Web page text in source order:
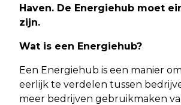
Haven. De Energiehub moet
zijn.
Wat is een Energiehub?
Een Energiehub is een manier
eerlijk te verdelen tussen
meer bedrijven gebruikmaken